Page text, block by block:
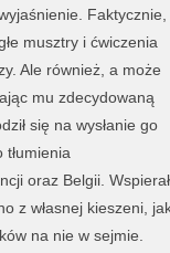
Faktycznie,
musztry i ćwiczenia
Ale również, a może
mu zdecydowaną
się na wysłanie go
oraz Belgii. Wspierał
z własnej kieszeni,
na nie w sejmie.